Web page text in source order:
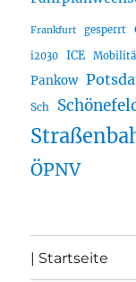
Frankfurt gesperrt
i2030 ICE
Pankow
Sch
ÖPNV
| Startseite